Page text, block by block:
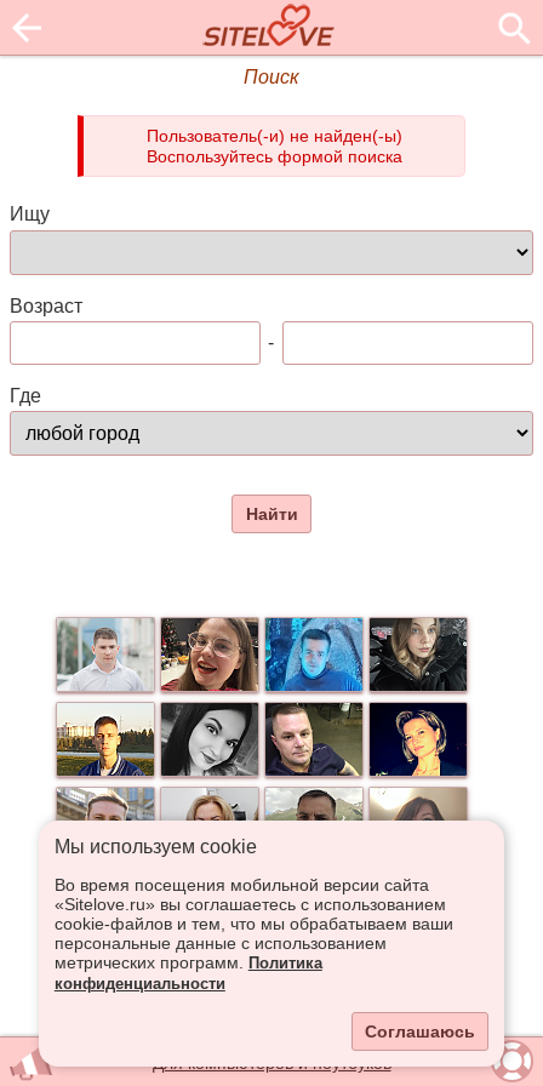
Поиск
Пользователь(-и) не найден(-ы)
Воспользуйтесь формой поиска
Ищу
Возраст
-
Где
Найти
Мы используем сookie
Во время посещения мобильной версии сайта
«Sitelove.ru» вы соглашаетесь с использованием
cookie-файлов и тем, что мы обрабатываем ваши
персональные данные с использованием
метрических программ.
Политика
конфиденциальности
Соглашаюсь
Для компьютеров и ноутбуков